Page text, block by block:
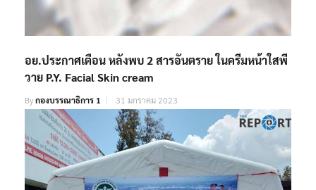
อย.ประกาศเตือน หลังพบ 2 สารอันตราย ในครีมหน้าใสพี
วาย P.Y. Facial Skin cream
Byกองบรรณาธิการ 1 31 มกราคม 2023